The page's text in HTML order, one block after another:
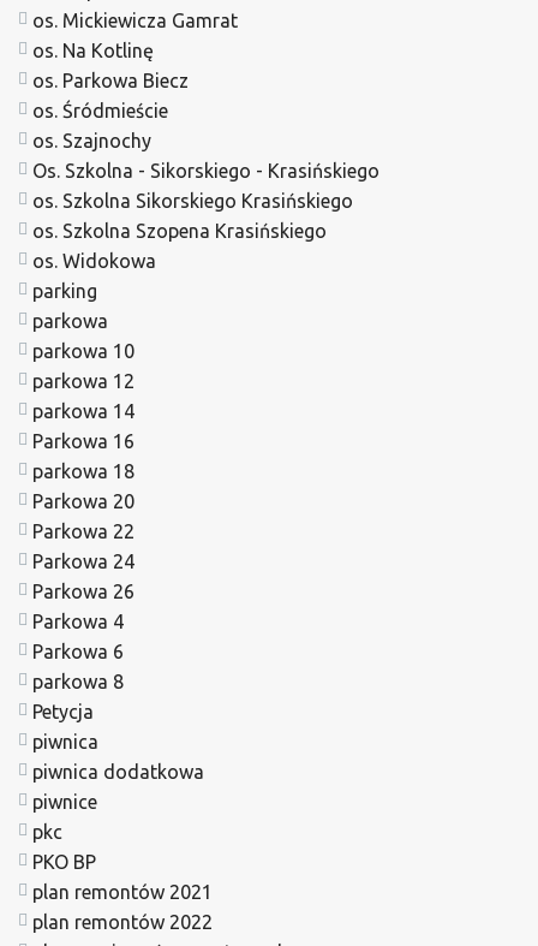
os. Mickiewicza Gamrat
os. Na Kotlinę
os. Parkowa Biecz
os. Śródmieście
os. Szajnochy
Os. Szkolna - Sikorskiego - Krasińskiego
os. Szkolna Sikorskiego Krasińskiego
os. Szkolna Szopena Krasińskiego
os. Widokowa
parking
parkowa
parkowa 10
parkowa 12
parkowa 14
Parkowa 16
parkowa 18
Parkowa 20
Parkowa 22
Parkowa 24
Parkowa 26
Parkowa 4
Parkowa 6
parkowa 8
Petycja
piwnica
piwnica dodatkowa
piwnice
pkc
PKO BP
plan remontów 2021
plan remontów 2022